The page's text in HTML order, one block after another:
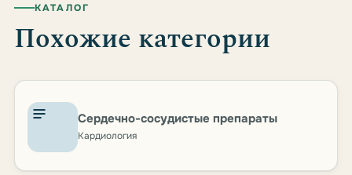
КАТАЛОГ
Похожие категории
Сердечно-сосудистые препараты
Кардиология